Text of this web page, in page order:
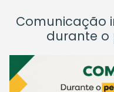
Comunicação
durante o